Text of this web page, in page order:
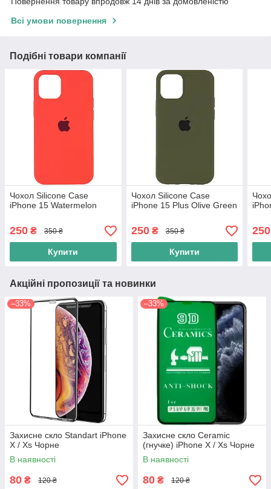
Всі умови повернення
Подібні товари компанії
Чохол Silicone Case
iPhone 15 Watermelon
250 ₴ 350 ₴
Купити
Чохол Silicone Case
iPhone 15 Plus Olive Green
250₴ 350 ₴
Купити
250
Акційні пропозиції та новинки
–33%
Захисне скло Standart iPhone
X / Xs Чорне
В наявності
80 ₴ 120 ₴
–33%
Захисне скло Ceramic
(гнучке) iPhone X / Xs Чорне
В наявності
80 ₴ 120 ₴